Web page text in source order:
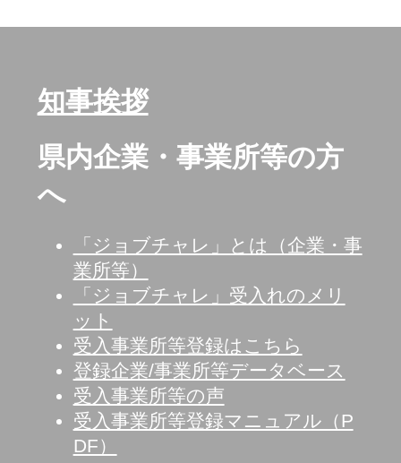
知事挨拶
県内企業・事業所等の方
へ
「ジョブチャレ」とは（企業・事
業所等）
「ジョブチャレ」受入れのメリ
ット
受入事業所等登録はこちら
登録企業/事業所等データベース
受入事業所等の声
受入事業所等登録マニュアル（P
DF）